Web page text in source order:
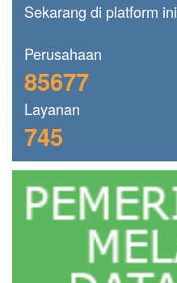
Sekarang di platform ini
Perusahaan
85677
Layanan
745